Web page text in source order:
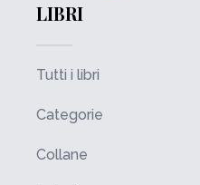
LIBRI
Tutti i libri
Categorie
Collane